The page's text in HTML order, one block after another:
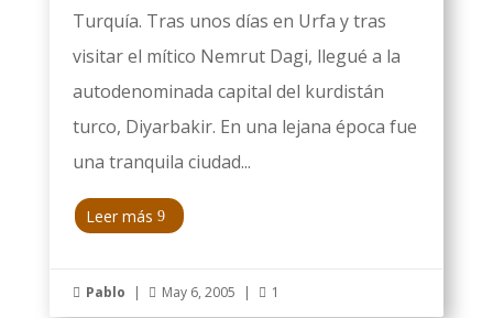
Turquía. Tras unos días en Urfa y tras
visitar el mítico Nemrut Dagi, llegué a la
autodenominada capital del kurdistán
turco, Diyarbakir. En una lejana época fue
una tranquila ciudad...
Leer más
 Pablo |  May 6, 2005 |  1